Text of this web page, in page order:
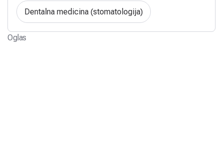
Dentalna medicina (stomatologija)
Oglas